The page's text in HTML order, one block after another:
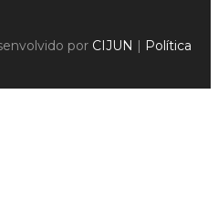
por CIJUN | Política